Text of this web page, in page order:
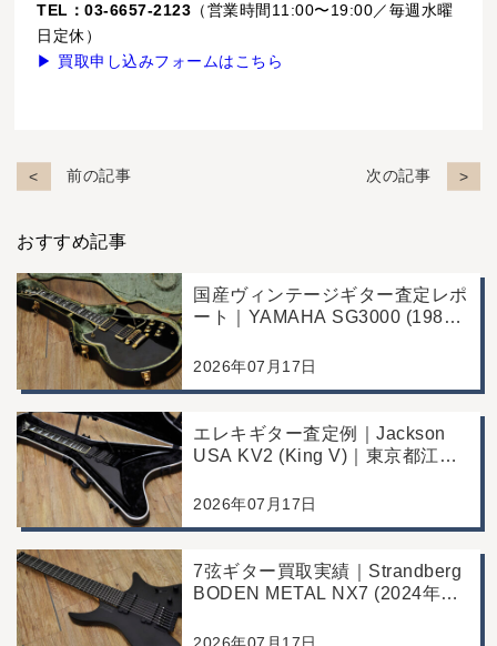
TEL：03-6657-2123 （営業時間11:00〜19:00／毎週水曜
日定休）
▶ 買取申し込みフォームはこちら
前の記事 次の記事
おすすめ記事
国産ヴィンテージギター査定レポ
ート｜YAMAHA SG3000 (1988
り店舗にて買取
2026年07月17日
エレキギター査定例｜Jackson
USA KV2 (King V)｜東京都江戸
2026年07月17日
7弦ギター買取実績｜Strandberg
BODEN METAL NX7 (2024年製)
店